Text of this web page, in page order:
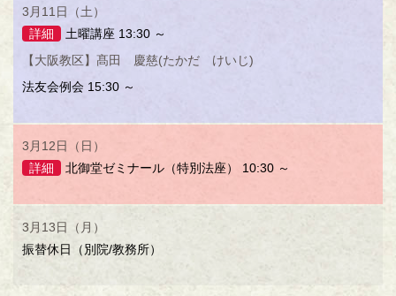
3月11日（土）
詳細
土曜講座 13:30 ～
【大阪教区】髙田 慶慈(たかだ けいじ)
法友会例会 15:30 ～
3月12日（日）
詳細
北御堂ゼミナール（特別法座） 10:30 ～
3月13日（月）
振替休日（別院/教務所）